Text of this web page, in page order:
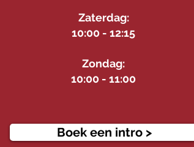
Zaterdag:
10:00 - 12:15
Zondag:
10:00 - 11:00
Boek een intro >